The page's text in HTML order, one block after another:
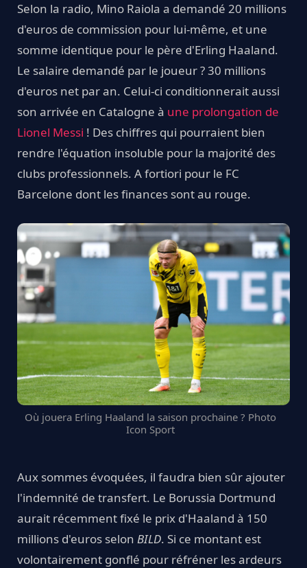
Selon la radio, Mino Raiola a demandé 20 millions
d'euros de commission pour lui-même, et une
somme identique pour le père d'Erling Haaland.
Le salaire demandé par le joueur ? 30 millions
d'euros net par an. Celui-ci conditionnerait aussi
son arrivée en Catalogne à une prolongation de
Lionel Messi ! Des chiffres qui pourraient bien
rendre l'équation insoluble pour la majorité des
clubs professionnels. A fortiori pour le FC
Barcelone dont les finances sont au rouge.
Où jouera Erling Haaland la saison prochaine ? Photo
Icon Sport
Aux sommes évoquées, il faudra bien sûr ajouter
l'indemnité de transfert. Le Borussia Dortmund
aurait récemment fixé le prix d'Haaland à 150
millions d'euros selon BILD. Si ce montant est
volontairement gonflé pour réfréner les ardeurs